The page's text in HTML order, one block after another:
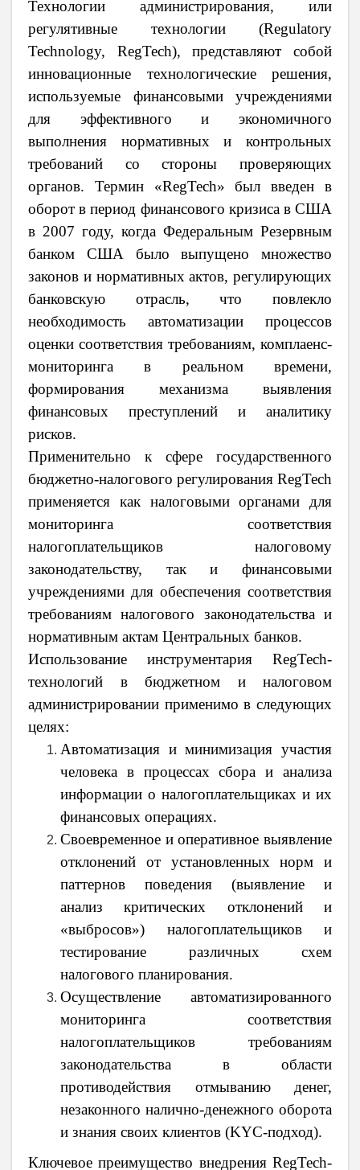
Технологии администрирования, или
регулятивные технологии (Regulatory
Technology, RegTech), представляют собой
инновационные технологические решения,
используемые финансовыми учреждениями
для эффективного и экономичного
выполнения нормативных и контрольных
требований со стороны проверяющих
органов. Термин «RegTech» был введен в
оборот в период финансового кризиса в США
в 2007 году, когда Федеральным Резервным
банком США было выпущено множество
законов и нормативных актов, регулирующих
банковскую отрасль, что повлекло
необходимость автоматизации процессов
оценки соответствия требованиям, комплаенс-
мониторинга в реальном времени,
формирования механизма выявления
финансовых преступлений и аналитику
рисков.
Применительно к сфере государственного
бюджетно-налогового регулирования RegTech
применяется как налоговыми органами для
мониторинга соответствия
налогоплательщиков налоговому
законодательству, так и финансовыми
учреждениями для обеспечения соответствия
требованиям налогового законодательства и
нормативным актам Центральных банков.
Использование инструментария RegTech-
технологий в бюджетном и налоговом
администрировании применимо в следующих
целях:
Автоматизация и минимизация участия
человека в процессах сбора и анализа
информации о налогоплательщиках и их
финансовых операциях.
Своевременное и оперативное выявление
отклонений от установленных норм и
паттернов поведения (выявление и
анализ критических отклонений и
«выбросов») налогоплательщиков и
тестирование различных схем
налогового планирования.
Осуществление автоматизированного
мониторинга соответствия
налогоплательщиков требованиям
законодательства в области
противодействия отмыванию денег,
незаконного налично-денежного оборота
и знания своих клиентов (KYC-подход).
Ключевое преимущество внедрения RegTech-